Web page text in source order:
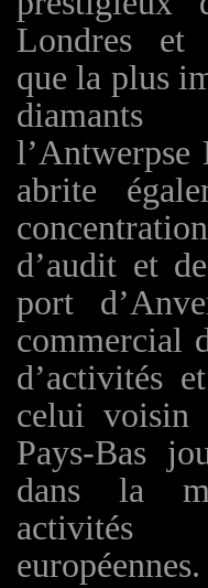
Londres et
que la plus
abrite
d’audit et
port
commercial
d’activités
celui voisin
Pays-Bas
dans la
activités
européennes.